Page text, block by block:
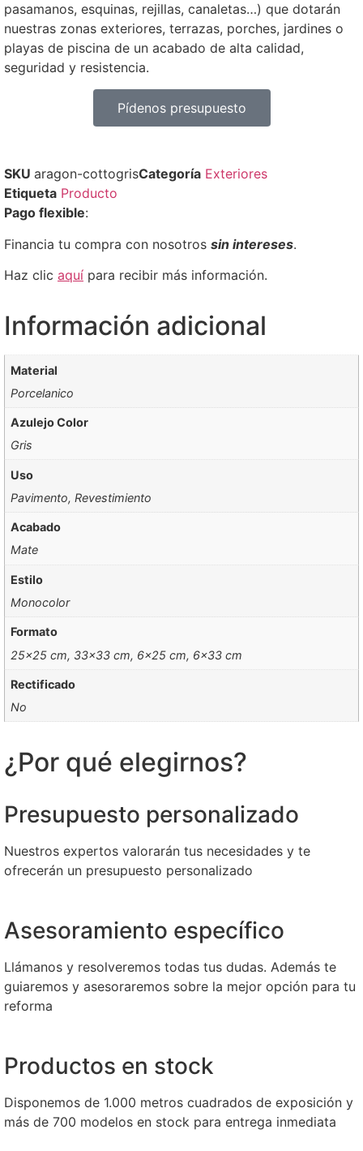
pasamanos, esquinas, rejillas, canaletas…) que dotarán
nuestras zonas exteriores, terrazas, porches, jardines o
playas de piscina de un acabado de alta calidad,
seguridad y resistencia.
Pídenos presupuesto
SKU aragon-cottogrisCategoría Exteriores
Etiqueta Producto
Pago flexible:
Financia tu compra con nosotros sin intereses.
Haz clic aquí para recibir más información.
Información adicional
Material
Porcelanico
Azulejo Color
Gris
Uso
Pavimento, Revestimiento
Acabado
Mate
Estilo
Monocolor
Formato
25×25 cm, 33×33 cm, 6×25 cm, 6×33 cm
Rectificado
No
¿Por qué elegirnos?
Presupuesto personalizado
Nuestros expertos valorarán tus necesidades y te
ofrecerán un presupuesto personalizado
Asesoramiento específico
Llámanos y resolveremos todas tus dudas. Además te
guiaremos y asesoraremos sobre la mejor opción para tu
reforma
Productos en stock
Disponemos de 1.000 metros cuadrados de exposición y
más de 700 modelos en stock para entrega inmediata